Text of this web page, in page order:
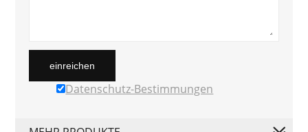
einreichen
Datenschutz-Bestimmungen